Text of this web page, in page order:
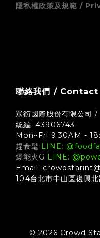
隱私權政策及規範 /
聯絡我們 / Contact
眾衍國際股份有限公
統編: 43906743
Mon~Fri 9:30AM -
趕食髦 LINE:
爆能火G LINE:
Email:
104台北市中山區復興
© 2026 Crowd